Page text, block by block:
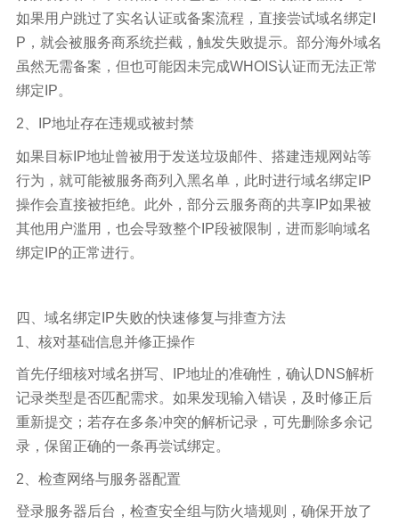
如果用户跳过了实名认证或备案流程，直接尝试域名绑定I
P，就会被服务商系统拦截，触发失败提示。部分海外域名
虽然无需备案，但也可能因未完成WHOIS认证而无法正常
绑定IP。
2、IP地址存在违规或被封禁
如果目标IP地址曾被用于发送垃圾邮件、搭建违规网站等
行为，就可能被服务商列入黑名单，此时进行域名绑定IP
操作会直接被拒绝。此外，部分云服务商的共享IP如果被
其他用户滥用，也会导致整个IP段被限制，进而影响域名
绑定IP的正常进行。
四、域名绑定IP失败的快速修复与排查方法
1、核对基础信息并修正操作
首先仔细核对域名拼写、IP地址的准确性，确认DNS解析
记录类型是否匹配需求。如果发现输入错误，及时修正后
重新提交；若存在多条冲突的解析记录，可先删除多余记
录，保留正确的一条再尝试绑定。
2、检查网络与服务器配置
登录服务器后台，检查安全组与防火墙规则，确保开放了